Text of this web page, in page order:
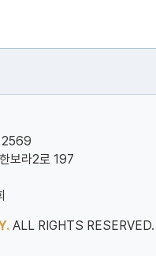
2569
보라2로 197
ALL RIGHTS RESERVED.